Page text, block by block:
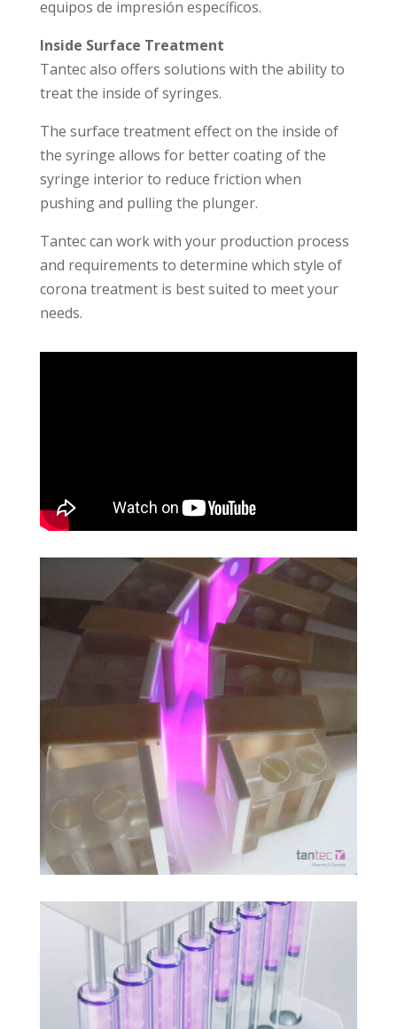
equipos de impresión específicos.
Inside Surface Treatment
Tantec also offers solutions with the ability to
treat the inside of syringes.
The surface treatment effect on the inside of
the syringe allows for better coating of the
syringe interior to reduce friction when
pushing and pulling the plunger.
Tantec can work with your production process
and requirements to determine which style of
corona treatment is best suited to meet your
needs.